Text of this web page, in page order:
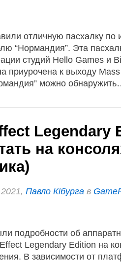
отличную пасхалку по
“Нормандия”. Эта
студий Hello Games и
приурочена к выходу
можно
Legendary
на
Павло Кібурга в
подробности об
Legendary Edition на
В зависимости от